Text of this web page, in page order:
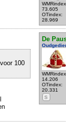
73.605
OTindex:
28.969
De
14.206
OTindex:
20.331
S
100